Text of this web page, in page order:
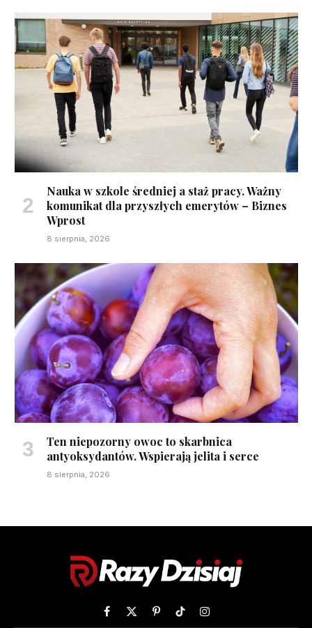
Nauka w szkole średniej a staż pracy. Ważny
komunikat dla przyszłych emerytów – Biznes
Wprost
8 sierpnia, 2026
Ten niepozorny owoc to skarbnica
antyoksydantów. Wspierają jelita i serce
8 sierpnia, 2026
Facebook
X
PinterestTikTokInstagram